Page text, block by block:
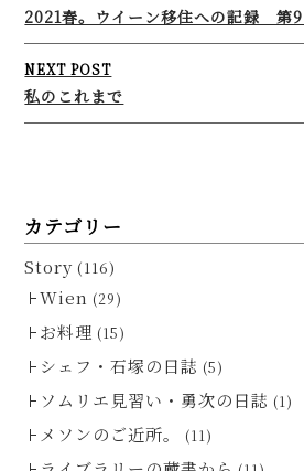
navigation
2021春。ウイーン移住への記録 第
NEXT POST
私のこれまで
カテゴリー
Story (116)
Wien (29)
お料理 (15)
シェフ・石塚の日誌 (5)
ソムリエ見習い・勇次の日誌 (1)
メソンのご近所。 (11)